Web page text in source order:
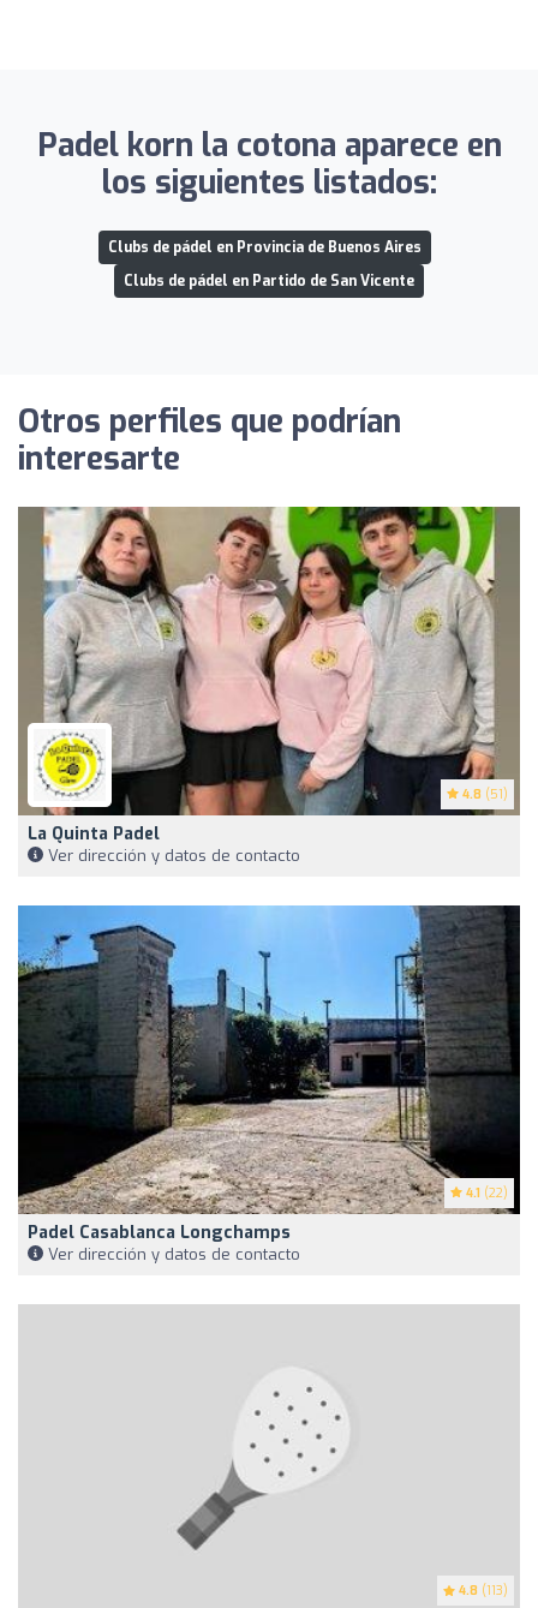
Padel korn la cotona aparece en
los siguientes listados:
Clubs de pádel en Provincia de Buenos Aires
Clubs de pádel en Partido de San Vicente
Otros perfiles que podrían
interesarte
4.8 (51)
La Quinta Padel
Ver dirección y datos de contacto
4.1 (22)
Padel Casablanca Longchamps
Ver dirección y datos de contacto
4.8 (113)